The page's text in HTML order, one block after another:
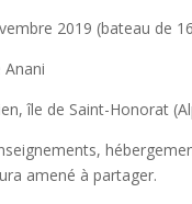
2019 (bateau de
Anani
île de Saint-Honorat
amené à partager.